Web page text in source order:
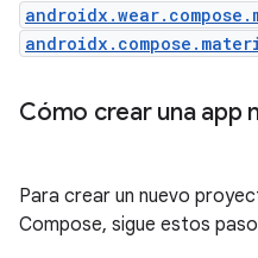
Cómo crear una app
Para crear un nuevo
Compose, sigue estos